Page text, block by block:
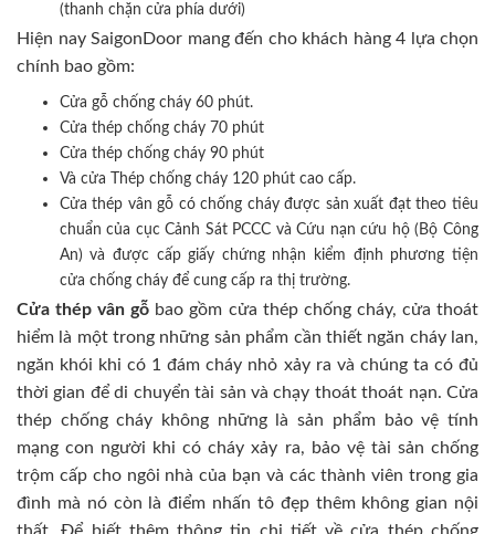
(thanh chặn cửa phía dưới)
Hiện nay SaigonDoor mang đến cho khách hàng 4 lựa chọn
chính bao gồm:
Cửa gỗ chống cháy 60 phút.
Cửa thép chống cháy 70 phút
Cửa thép chống cháy 90 phút
Và cửa Thép chống cháy 120 phút cao cấp.
Cửa thép vân gỗ có chống cháy được sản xuất đạt theo tiêu
chuẩn của cục Cảnh Sát PCCC và Cứu nạn cứu hộ (Bộ Công
An) và được cấp giấy chứng nhận kiểm định phương tiện
cửa chống cháy để cung cấp ra thị trường.
Cửa thép vân gỗ bao gồm cửa thép chống cháy, cửa thoát
hiểm là một trong những sản phẩm cần thiết ngăn cháy lan,
ngăn khói khi có 1 đám cháy nhỏ xảy ra và chúng ta có đủ
thời gian để di chuyển tài sản và chạy thoát thoát nạn. Cửa
thép chống cháy không những là sản phẩm bảo vệ tính
mạng con người khi có cháy xảy ra, bảo vệ tài sản chống
trộm cấp cho ngôi nhà của bạn và các thành viên trong gia
đình mà nó còn là điểm nhấn tô đẹp thêm không gian nội